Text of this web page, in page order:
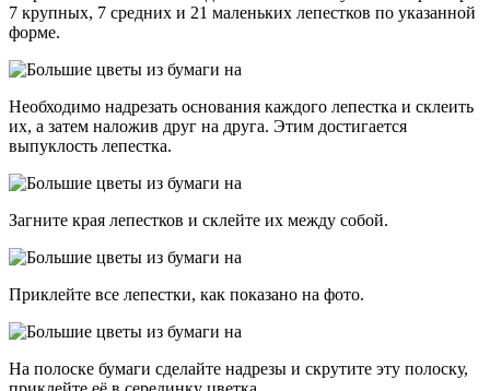
7 крупных, 7 средних и 21 маленьких лепестков по указанной
форме.
Необходимо надрезать основания каждого лепестка и склеить
их, а затем наложив друг на друга. Этим достигается
выпуклость лепестка.
Загните края лепестков и склейте их между собой.
Приклейте все лепестки, как показано на фото.
На полоске бумаги сделайте надрезы и скрутите эту полоску,